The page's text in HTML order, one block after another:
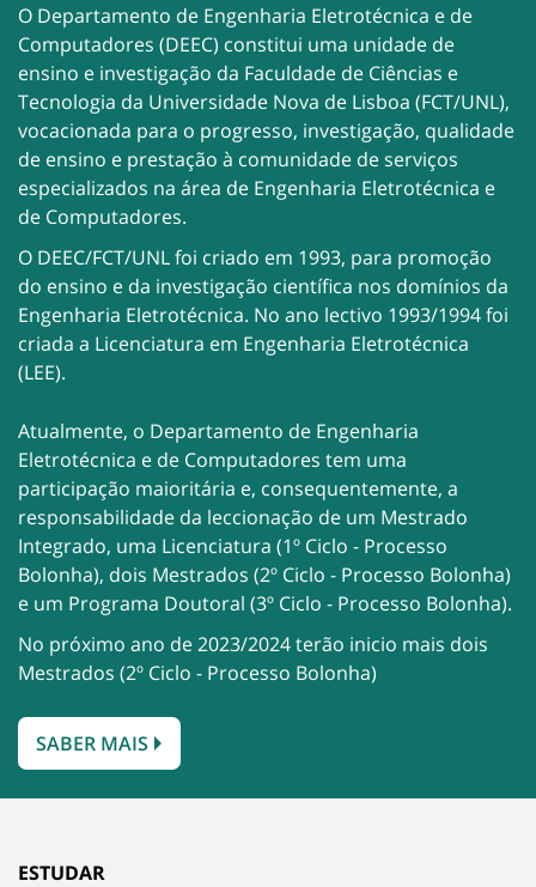
O Departamento de Engenharia Eletrotécnica e de
Computadores (DEEC) constitui uma unidade de
ensino e investigação da Faculdade de Ciências e
Tecnologia da Universidade Nova de Lisboa (FCT/UNL),
vocacionada para o progresso, investigação, qualidade
de ensino e prestação à comunidade de serviços
especializados na área de Engenharia Eletrotécnica e
de Computadores.
O DEEC/FCT/UNL foi criado em 1993, para promoção
do ensino e da investigação científica nos domínios da
Engenharia Eletrotécnica. No ano lectivo 1993/1994 foi
criada a Licenciatura em Engenharia Eletrotécnica
(LEE).
Atualmente, o Departamento de Engenharia
Eletrotécnica e de Computadores tem uma
participação maioritária e, consequentemente, a
responsabilidade da leccionação de um Mestrado
Integrado, uma Licenciatura (1º Ciclo - Processo
Bolonha), dois Mestrados (2º Ciclo - Processo Bolonha)
e um Programa Doutoral (3º Ciclo - Processo Bolonha).
No próximo ano de 2023/2024 terão inicio mais dois
Mestrados (2º Ciclo - Processo Bolonha)
SABER MAIS
ESTUDAR